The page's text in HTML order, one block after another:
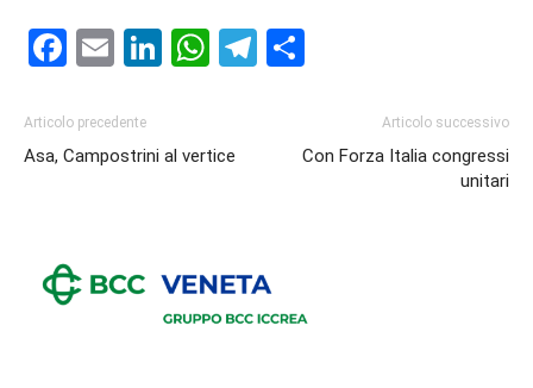
Facebook
EmailLinkedIn
WhatsApp
Telegram
Articolo precedente
Asa, Campostrini al vertice
Articolo successivo
Con Forza Italia congressi
unitari